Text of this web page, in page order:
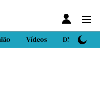
Vídeos DN Sport